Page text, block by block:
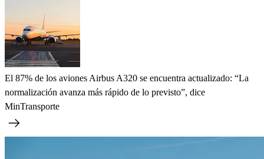
El 87% de los aviones Airbus A320 se encuentra actualizado: “La
normalización avanza más rápido de lo previsto”, dice
MinTransporte